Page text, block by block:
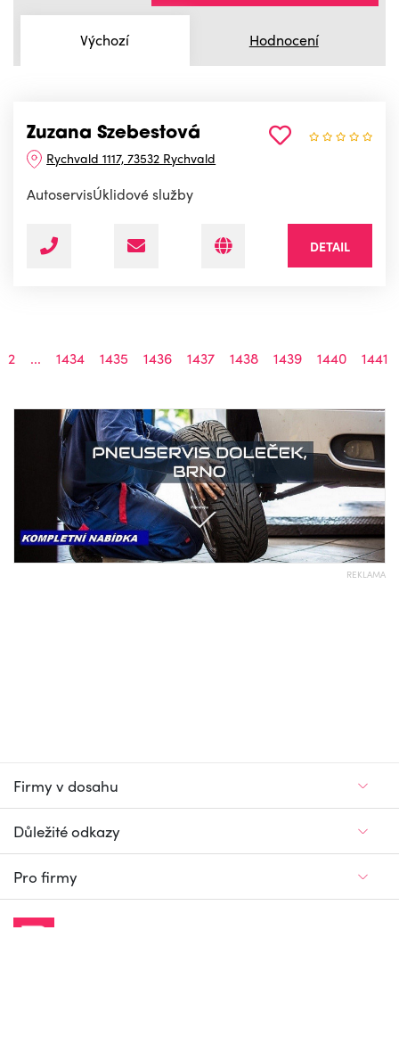
Výchozí Hodnocení
Zuzana Szebestová
Rychvald 1117, 73532 Rychvald
AutoservisÚklidové služby
DETAIL
2 ... 1434 1435 1436 1437 1438 1439 1440 1441
REKLAMA
Firmy v dosahu
Důležité odkazy
Pro firmy